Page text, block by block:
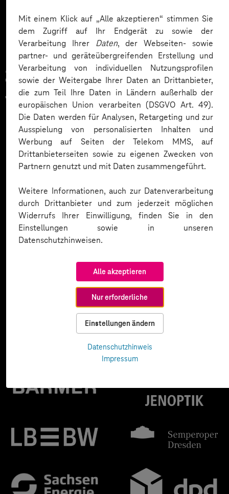
Mit einem Klick auf „Alle akzeptieren“ stimmen Sie
dem Zugriff auf Ihr Endgerät zu sowie der
Verarbeitung Ihrer Daten, der Webseiten- sowie
partner- und geräteübergreifenden Erstellung und
Verarbeitung von individuellen Nutzungsprofilen
sowie der Weitergabe Ihrer Daten an Drittanbieter,
die zum Teil Ihre Daten in Ländern außerhalb der
europäischen Union verarbeiten (DSGVO Art. 49).
Die Daten werden für Analysen, Retargeting und zur
Ausspielung von personalisierten Inhalten und
Werbung auf Seiten der Telekom MMS, auf
Drittanbieterseiten sowie zu eigenen Zwecken von
Partnern genutzt und mit Daten zusammengeführt.
Weitere Informationen, auch zur Datenverarbeitung
durch Drittanbieter und zum jederzeit möglichen
Widerrufs Ihrer Einwilligung, finden Sie in den
Einstellungen sowie in unseren
Datenschutzhinweisen.
Alle akzeptieren
Nur erforderliche
Einstellungen ändern
Datenschutzhinweis
Impressum
Zahlreiche Unternehmen
vertrauen auf unsere
Expertise. Hier eine Auswahl: